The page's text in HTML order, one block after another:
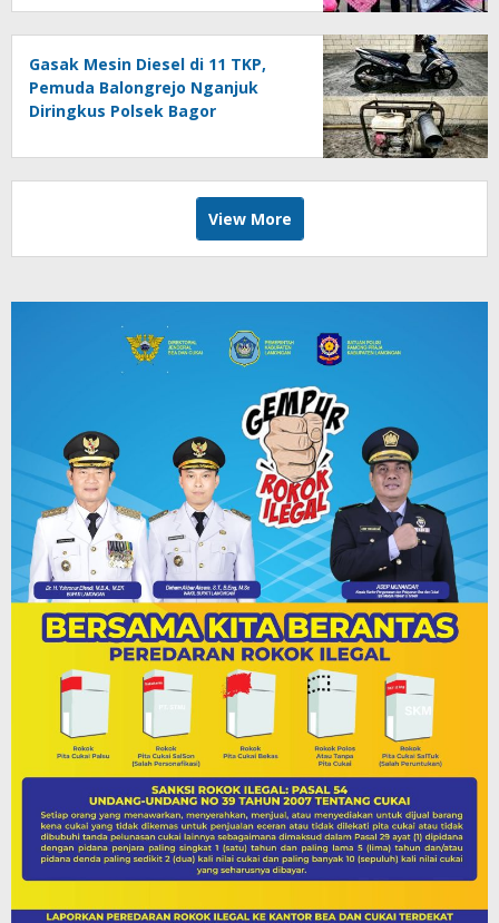
Gasak Mesin Diesel di 11 TKP,
Pemuda Balongrejo Nganjuk
Diringkus Polsek Bagor
View More